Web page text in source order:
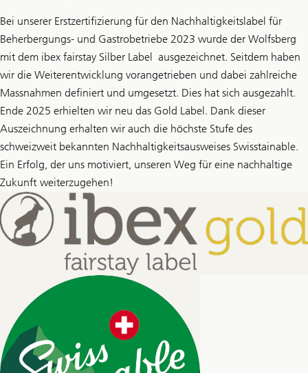
Bei unserer Erstzertifizierung für den Nachhaltigkeitslabel für
Beherbergungs- und Gastrobetriebe 2023 wurde der Wolfsberg
mit dem ibex fairstay Silber Label ausgezeichnet. Seitdem haben
wir die Weiterentwicklung vorangetrieben und dabei zahlreiche
Massnahmen definiert und umgesetzt. Dies hat sich ausgezahlt.
Ende 2025 erhielten wir neu das Gold Label. Dank dieser
Auszeichnung erhalten wir auch die höchste Stufe des
schweizweit bekannten Nachhaltigkeitsausweises Swisstainable.
Ein Erfolg, der uns motiviert, unseren Weg für eine nachhaltige
Zukunft weiterzugehen!